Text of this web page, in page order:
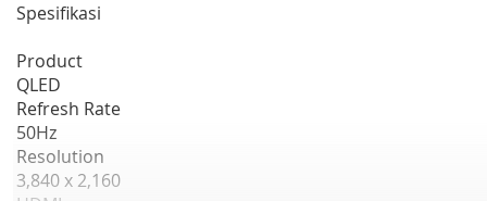
Spesifikasi
Product
QLED
Refresh Rate
50Hz
Resolution
3,840 x 2,160